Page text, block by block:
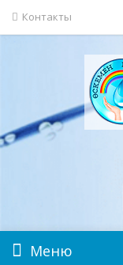
Контакты
Меню